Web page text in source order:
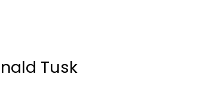
Tusk